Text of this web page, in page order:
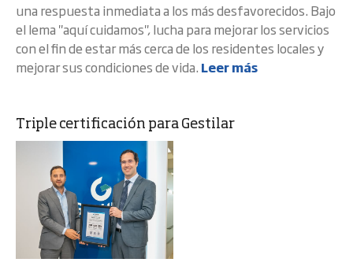
una respuesta inmediata a los más desfavorecidos. Bajo
el lema "aquí cuidamos", lucha para mejorar los servicios
con el fin de estar más cerca de los residentes locales y
mejorar sus condiciones de vida. Leer más
Triple certificación para Gestilar